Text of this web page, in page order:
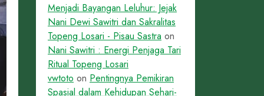
Menjadi Bayangan Leluhur: Jejak
Nani Dewi Sawitri dan Sakralitas
Topeng Losari - Pisau Sastra on
Nani Sawitri : Energi Penjaga Tari
Ritual Topeng Losari
vwtoto on Pentingnya Pemikiran
Spasial dalam Kehidupan Sehari-